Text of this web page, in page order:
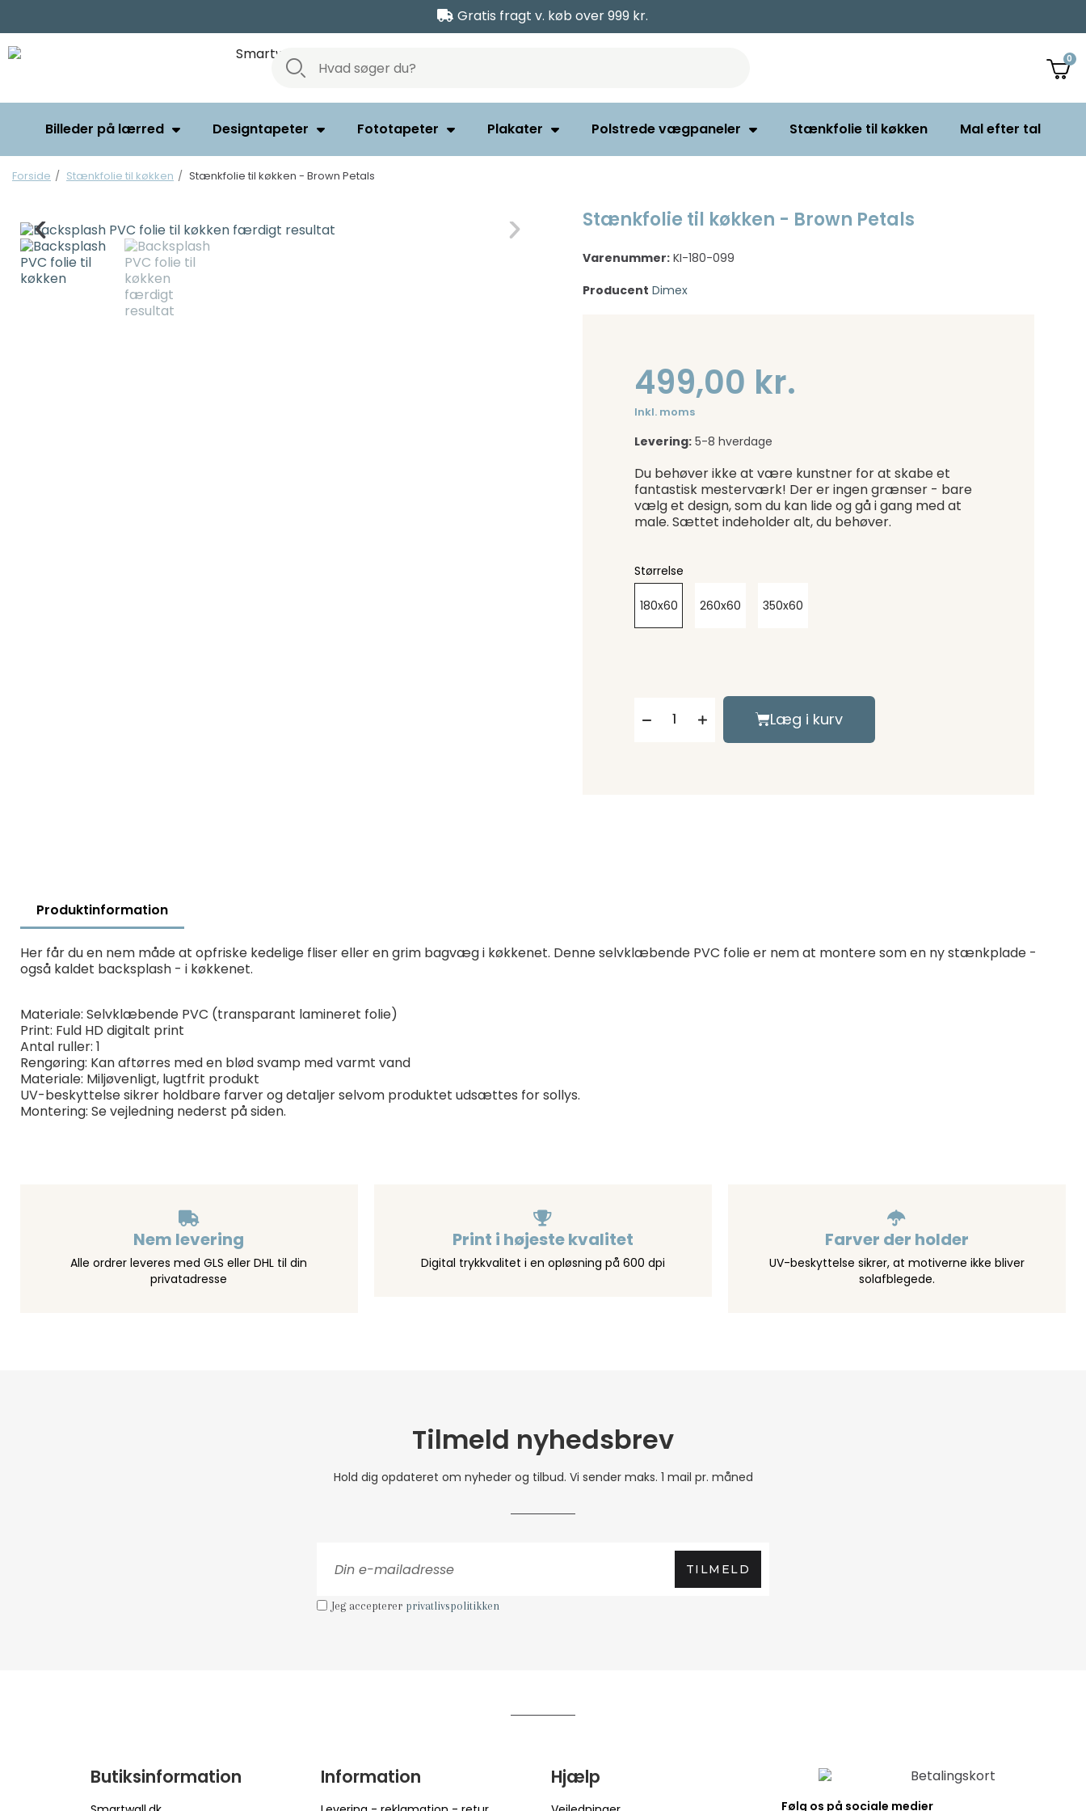
Gratis fragt v. køb over 999 kr.
Billeder på lærred Designtapeter Fototapeter Plakater Polstrede vægpaneler Stænkfolie til køkken Mal efter tal
Forside Stænkfolie til køkken Stænkfolie til køkken - Brown Petals
Stænkfolie til køkken - Brown Petals
Varenummer: KI-180-099
Producent Dimex
499,00 kr.
Inkl. moms
Levering: 5-8 hverdage
Du behøver ikke at være kunstner for at skabe et
fantastisk mesterværk! Der er ingen grænser - bare
vælg et design, som du kan lide og gå i gang med at
male. Sættet indeholder alt, du behøver.
Størrelse
180x60 260x60 350x60
Læg i kurv
Produktinformation
Her får du en nem måde at opfriske kedelige fliser eller en grim bagvæg i køkkenet. Denne selvklæbende PVC folie er nem at montere som en ny stænkplade -
også kaldet backsplash - i køkkenet.
Materiale: Selvklæbende PVC (transparant lamineret folie)
Print: Fuld HD digitalt print
Antal ruller: 1
Rengøring: Kan aftørres med en blød svamp med varmt vand
Materiale: Miljøvenligt, lugtfrit produkt
UV-beskyttelse sikrer holdbare farver og detaljer selvom produktet udsættes for sollys.
Montering: Se vejledning nederst på siden.
Nem levering
Alle ordrer leveres med GLS eller DHL til din
privatadresse
Print i højeste kvalitet
Digital trykkvalitet i en opløsning på 600 dpi
Farver der holder
UV-beskyttelse sikrer, at motiverne ikke bliver
solafblegede.
Tilmeld nyhedsbrev
Hold dig opdateret om nyheder og tilbud. Vi sender maks. 1 mail pr. måned
TILMELD
Jeg accepterer privatlivspolitikken
Butiksinformation Information Hjælp
Følg os på sociale medier